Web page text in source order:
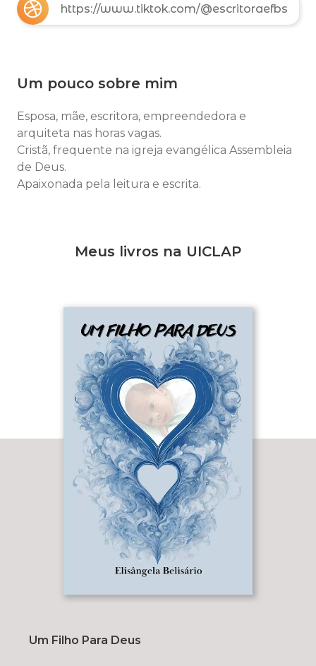
https://www.tiktok.com/@escritoraefbs
Um pouco sobre mim
Esposa, mãe, escritora, empreendedora e
arquiteta nas horas vagas.
Cristã, frequente na igreja evangélica Assembleia
de Deus.
Apaixonada pela leitura e escrita.
Meus livros na UICLAP
Um Filho Para Deus